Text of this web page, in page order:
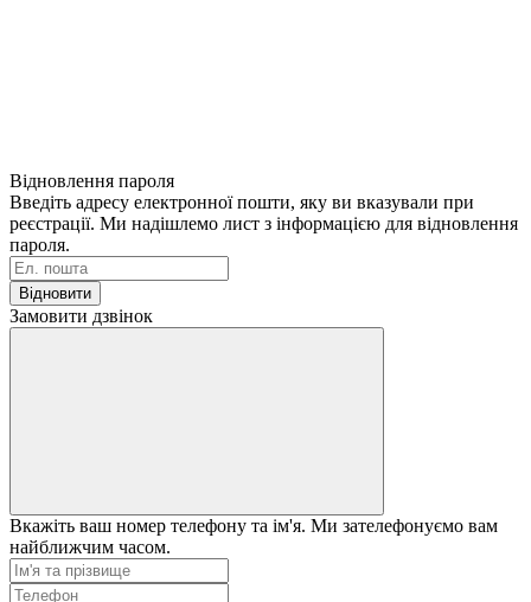
Відновлення пароля
Введіть адресу електронної пошти, яку ви вказували при
реєстрації. Ми надішлемо лист з інформацією для відновлення
пароля.
Відновити
Замовити дзвінок
Вкажіть ваш номер телефону та ім'я. Ми зателефонуємо вам
найближчим часом.